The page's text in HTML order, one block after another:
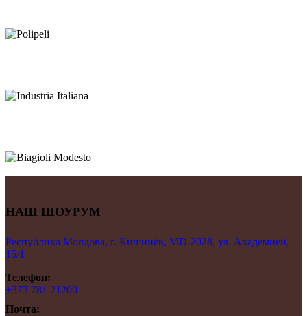
НАШ ШОУРУМ
Республика Молдова, г. Кишинёв, MD-2028, ул. Академией,
15/1
Телефон:
+373 781 21200
Почта: